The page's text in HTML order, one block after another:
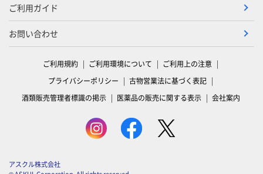
ご利用ガイド
お問い合わせ
ご利用規約 ご利用環境について
ご利用上の注意
プライバシーポリシー
古物営業法に基づく表記
酒類販売管理者標識の掲示
医薬品の販売に関する表示 会社案内
アスクル株式会社